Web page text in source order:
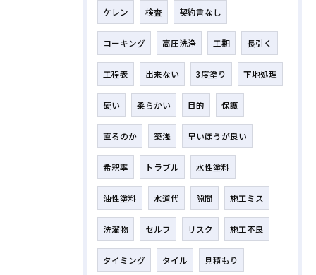
ケレン 検査 契約書なし
コーキング 高圧洗浄 工期 長引く
工程表 出来ない 3度塗り 下地処理
硬い 柔らかい 目的 保護
直るのか 築浅 早いほうが良い
希釈率 トラブル 水性塗料
油性塗料 水道代 隙間 施工ミス
洗濯物 セルフ リスク 施工不良
タイミング タイル 見積もり